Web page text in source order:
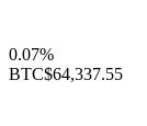
0.07%
BTC$64,337.55